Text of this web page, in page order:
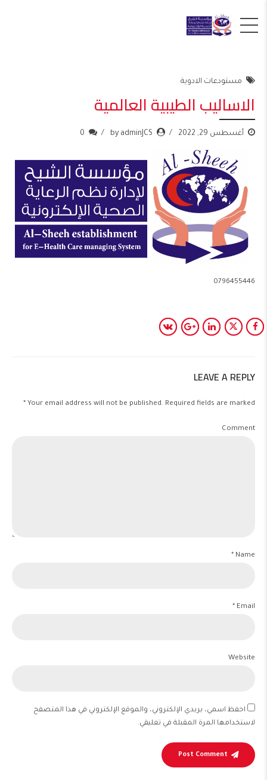
مستودعات الادوية
الاساليب الطيبية العالمية
أغسطس 29, 2022 by adminJCS
0
0796455446
LEAVE A REPLY
Your email address will not be published. Required fields are marked *
Comment
Name *
Email *
Website
احفظ اسمي، بريدي الإلكتروني، والموقع الإلكتروني في هذا المتصفح
لاستخدامها المرة المقبلة في تعليقي.
Post Comment